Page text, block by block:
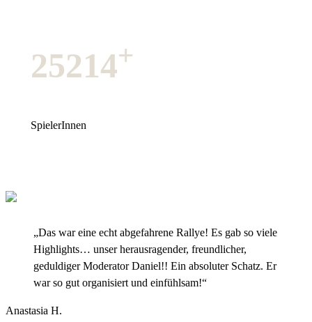
25214+
SpielerInnen
„Das war eine echt abgefahrene Rallye! Es gab so viele
Highlights… unser herausragender, freundlicher,
geduldiger Moderator Daniel!! Ein absoluter Schatz. Er
war so gut organisiert und einfühlsam!“
Anastasia H.